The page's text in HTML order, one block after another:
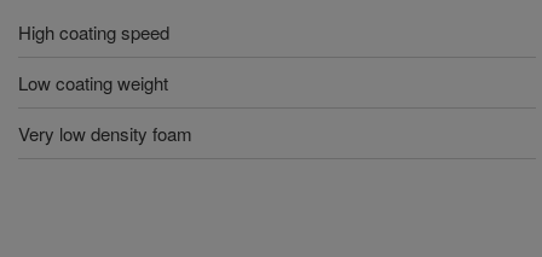
High coating speed
Low coating weight
Very low density foam